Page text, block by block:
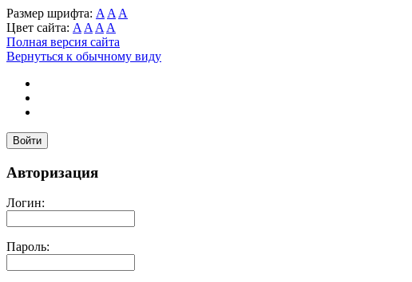
Размер шрифта: A A A
Цвет сайта: A A A A
Полная версия сайта
Вернуться к обычному виду
Войти
Авторизация
Логин:
Пароль: